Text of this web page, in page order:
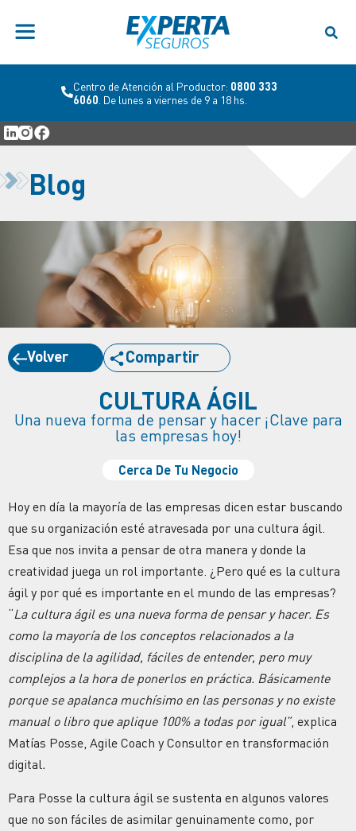
Centro de Atención al Productor: 0800 333
6060 . De lunes a viernes de 9 a 18 hs.
Blog
Volver Compartir
CULTURA ÁGIL
Una nueva forma de pensar y hacer ¡Clave para
las empresas hoy!
Cerca De Tu Negocio
Hoy en día la mayoría de las empresas dicen estar buscando
que su organización esté atravesada por una cultura ágil.
Esa que nos invita a pensar de otra manera y donde la
creatividad juega un rol importante. ¿Pero qué es la cultura
ágil y por qué es importante en el mundo de las empresas?
“La cultura ágil es una nueva forma de pensar y hacer. Es
como la mayoría de los conceptos relacionados a la
disciplina de la agilidad, fáciles de entender, pero muy
complejos a la hora de ponerlos en práctica. Básicamente
porque se apalanca muchísimo en las personas y no existe
manual o libro que aplique 100% a todas por igual”, explica
Matías Posse, Agile Coach y Consultor en transformación
digital.
Para Posse la cultura ágil se sustenta en algunos valores
que no son fáciles de asimilar genuinamente como, por